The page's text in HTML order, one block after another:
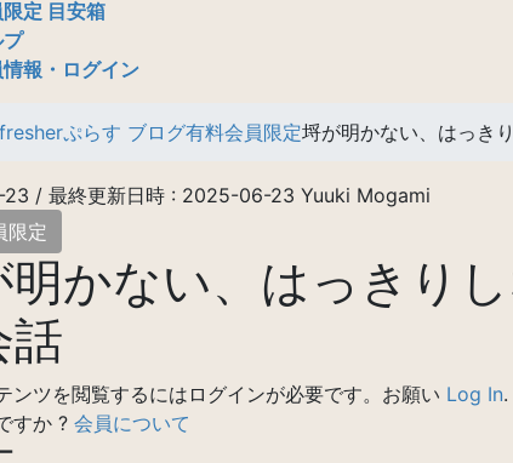
定 目安箱
報・ログイン
ぷらす ブログ有料会員限定埒が明かない、はっき
/ 最終更新日時 : 2025-06-23 Yuuki Mogami
限定
明かない、はっきり
話
ンツを閲覧するにはログインが必要です。お願い Log In
すか ? 会員について